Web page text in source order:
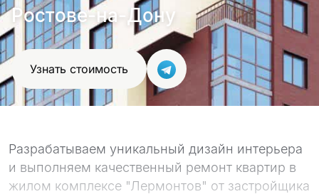
Ростове-на-Дону
Узнать стоимость
Разрабатываем уникальный дизайн интерьера
и выполняем качественный ремонт квартир в
жилом комплексе "Лермонтов" от застройщика